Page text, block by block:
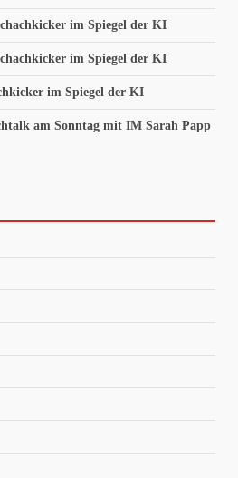
im Spiegel der KI
im Spiegel der KI
im Spiegel der KI
am Sonntag mit IM Sarah Papp